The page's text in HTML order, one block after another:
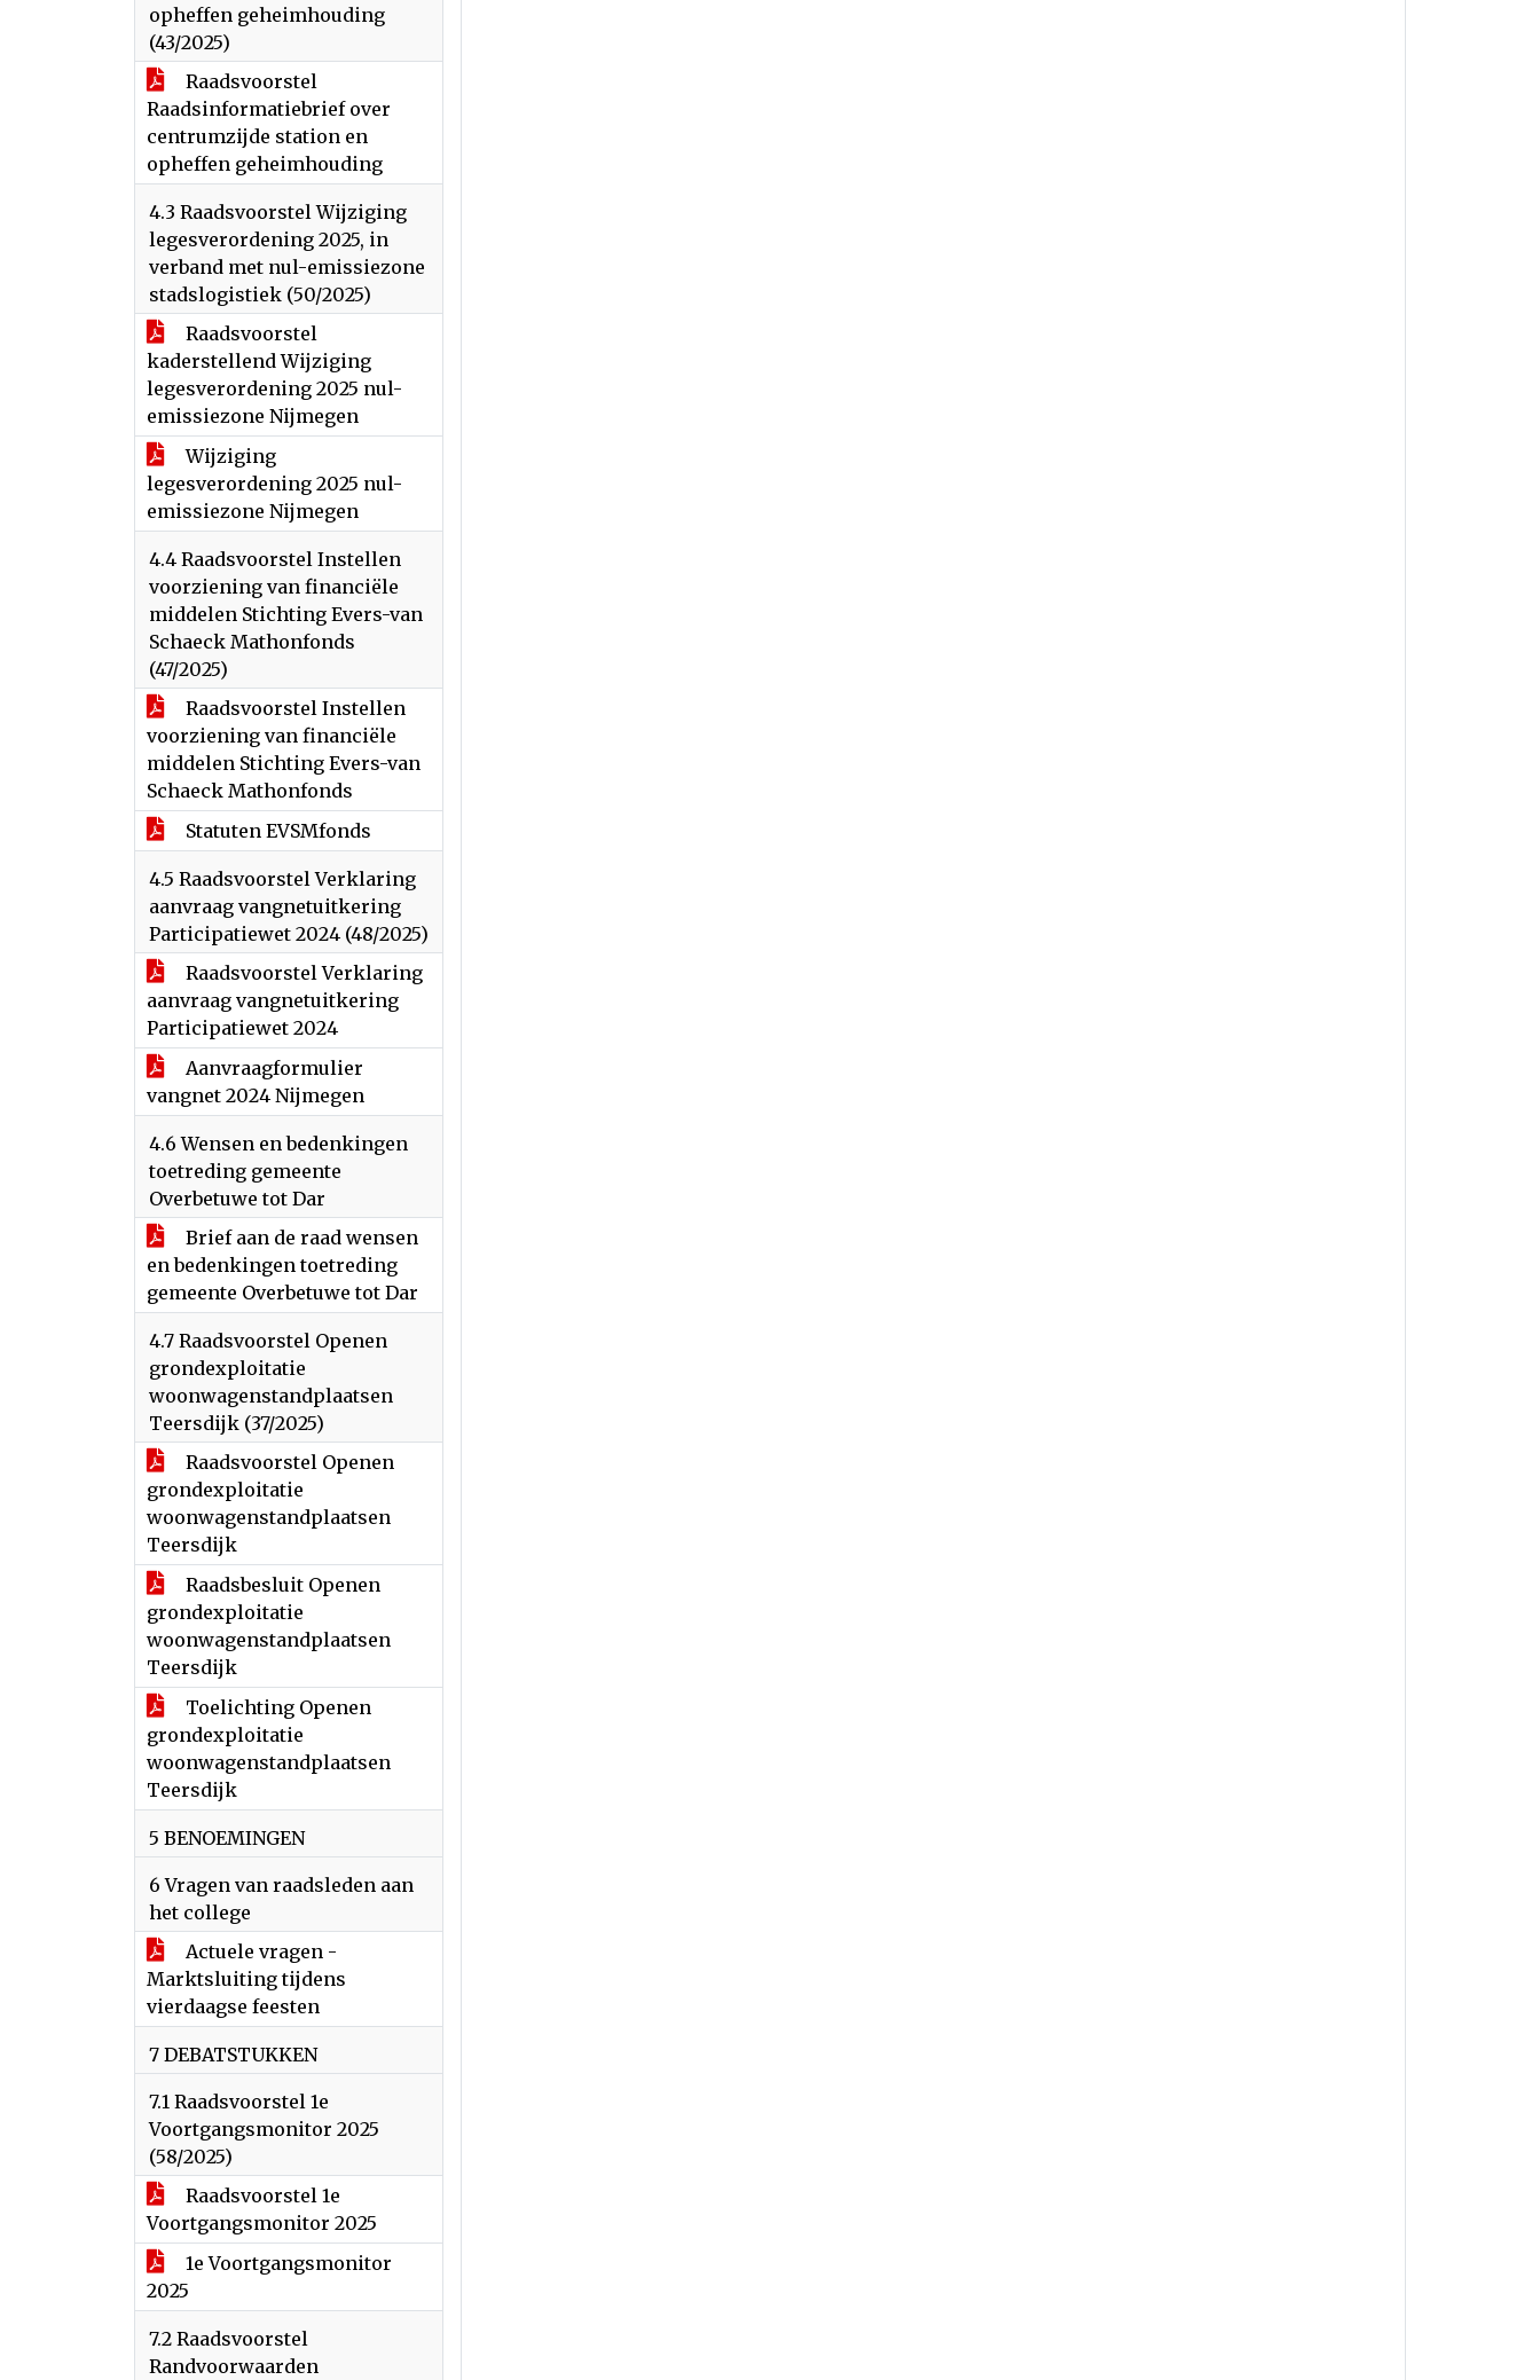
opheffen geheimhouding
(43/2025)
Raadsvoorstel
Raadsinformatiebrief over
centrumzijde station en
opheffen geheimhouding
4.3 Raadsvoorstel Wijziging
legesverordening 2025, in
verband met nul-emissiezone
stadslogistiek (50/2025)
Raadsvoorstel
kaderstellend Wijziging
legesverordening 2025 nul-
emissiezone Nijmegen
Wijziging
legesverordening 2025 nul-
emissiezone Nijmegen
4.4 Raadsvoorstel Instellen
voorziening van financiële
middelen Stichting Evers-van
Schaeck Mathonfonds
(47/2025)
Raadsvoorstel Instellen
voorziening van financiële
middelen Stichting Evers-van
Schaeck Mathonfonds
Statuten EVSMfonds
4.5 Raadsvoorstel Verklaring
aanvraag vangnetuitkering
Participatiewet 2024 (48/2025)
Raadsvoorstel Verklaring
aanvraag vangnetuitkering
Participatiewet 2024
Aanvraagformulier
vangnet 2024 Nijmegen
4.6 Wensen en bedenkingen
toetreding gemeente
Overbetuwe tot Dar
Brief aan de raad wensen
en bedenkingen toetreding
gemeente Overbetuwe tot Dar
4.7 Raadsvoorstel Openen
grondexploitatie
woonwagenstandplaatsen
Teersdijk (37/2025)
Raadsvoorstel Openen
grondexploitatie
woonwagenstandplaatsen
Teersdijk
Raadsbesluit Openen
grondexploitatie
woonwagenstandplaatsen
Teersdijk
Toelichting Openen
grondexploitatie
woonwagenstandplaatsen
Teersdijk
5 BENOEMINGEN
6 Vragen van raadsleden aan
het college
Actuele vragen -
Marktsluiting tijdens
vierdaagse feesten
7 DEBATSTUKKEN
7.1 Raadsvoorstel 1e
Voortgangsmonitor 2025
(58/2025)
Raadsvoorstel 1e
Voortgangsmonitor 2025
1e Voortgangsmonitor
2025
7.2 Raadsvoorstel
Randvoorwaarden